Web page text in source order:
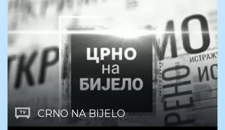
CRNO NA BIJELO